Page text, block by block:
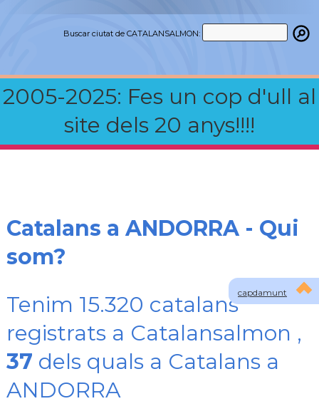
Buscar ciutat de CATALANSALMON:
2005-2025: Fes un cop d'ull al
site dels 20 anys!!!!
capdamunt
Catalans a ANDORRA - Qui
som?
Tenim 15.320 catalans
registrats a Catalansalmon ,
37 dels quals a Catalans a
ANDORRA